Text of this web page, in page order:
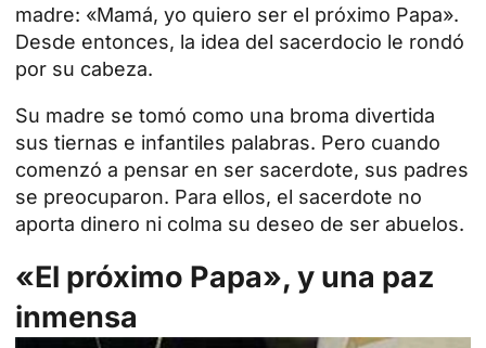
madre: «Mamá, yo quiero ser el próximo Papa».
Desde entonces, la idea del sacerdocio le rondó
por su cabeza.
Su madre se tomó como una broma divertida
sus tiernas e infantiles palabras. Pero cuando
comenzó a pensar en ser sacerdote, sus padres
se preocuparon. Para ellos, el sacerdote no
aporta dinero ni colma su deseo de ser abuelos.
«El próximo Papa», y una paz
inmensa